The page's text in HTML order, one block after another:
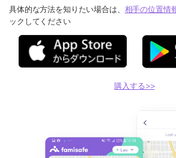
具体的な方法を知りたい場合は、 相手の位置情
ックしてください
購入する>>